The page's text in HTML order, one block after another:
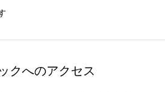
クへのアクセス